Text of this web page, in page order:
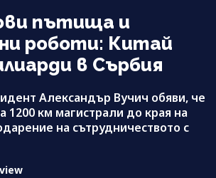
пътища и
роботи: Китай
в Сърбия
Александър Вучич обяви, че
1200 км магистрали до края на
на сътрудничеството с